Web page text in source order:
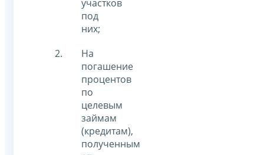
участков
под
них;
На
погашение
процентов
по
целевым
займам
(кредитам),
полученным